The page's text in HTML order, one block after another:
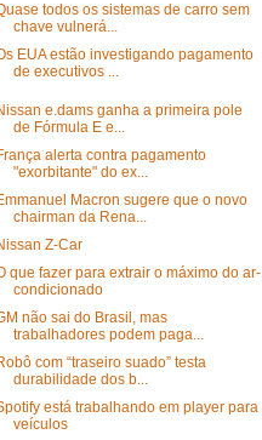
todos os sistemas de carro sem
chave vulnerá...
EUA estão investigando pagamento
de executivos ...
e.dams ganha a primeira pole
de Fórmula E e...
alerta contra pagamento
"exorbitante" do ex...
Macron sugere que o novo
chairman da Rena...
Z-Car
que fazer para extrair o máximo do ar-
condicionado
não sai do Brasil, mas
trabalhadores podem paga...
com “traseiro suado” testa
durabilidade dos b...
está trabalhando em player para
veículos